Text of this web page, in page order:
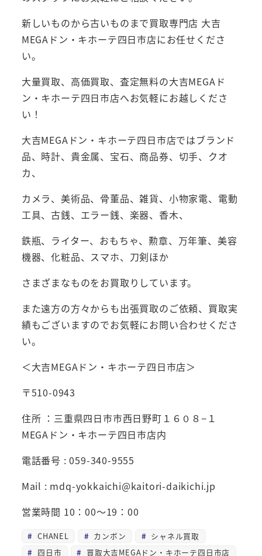
新しいものから古いものまで買取専門店 大吉
MEGAドン・キホーテ四日市店にお任せくださ
い。
大量買取、高価買取、査定無料の大吉MEGAド
ン・キホーテ四日市店へお気軽にお越しくださ
い！
大吉MEGAドン・キホーテ四日市店ではブランド
品、時計、貴金属、宝石、商品券、切手、クオ
カ、
カメラ、美術品、骨董品、雑貨、小物家電、電動
工具、古銭、エラー銭、楽器、香木、
鉄瓶、ライター、おもちゃ、勲章、万年筆、美容
機器、化粧品、スマホ、刀剣ほか
さまざまなものをお買取りしています。
また遠方の方々からも出張買取のご依頼、買取実
績もございますのでお気軽にお問い合わせくださ
い。
＜大吉MEGAドン・キホーテ四日市店＞
〒510-0943
住所 ：三重県四日市市西日野町１６０８−１
MEGAドン・キホーテ四日市店内
電話番号 : 059-340-9555
Mail : mdq-yokkaichi@kaitori-daikichi.jp
営業時間 10：00～19：00
CHANEL カンボン
シャネル買取
四日市
買取大吉MEGAドン・キホーテ四日市店